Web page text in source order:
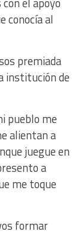
conocía al
premiada
institución de
pueblo me
alientan a
juegue en
a
me toque
formar